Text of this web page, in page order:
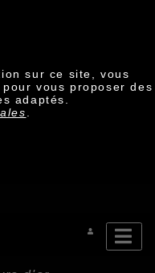
sur ce site, vous
vous proposer des
adaptés.